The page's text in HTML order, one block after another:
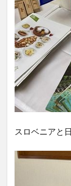
スロベニアと